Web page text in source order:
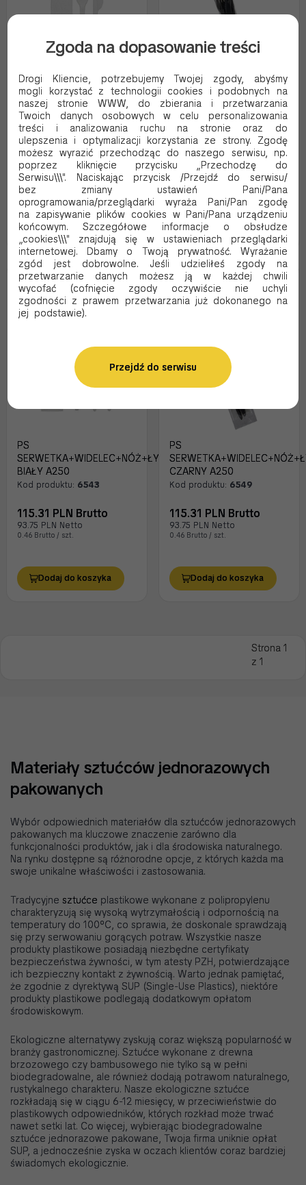
PS
SERWETKA+WIDELEC+NÓŻ
BIAŁY A250
Kod produktu: 6544
88.41 PLN Brutto
71.88 PLN Netto
0.35 Brutto / szt.
Dodaj do koszyka
PS
SERWETKA+WIDELEC+NÓŻ
CZARNY A250
Kod produktu:6547
88.41 PLN Brutto
71.88 PLN Netto
0.35 Brutto / szt.
Dodaj do koszyka
Wielorazowy
PS
SERWETKA+WIDELEC+NÓŻ+ŁYŻKA
BIAŁY A250
Kod produktu: 6543
115.31 PLN Brutto
93.75 PLN Netto
0.46 Brutto / szt.
Dodaj do koszyka
Wielorazowy
PS
CZARNY A250
Kod produktu: 6549
115.31 PLN Brutto
93.75 PLN Netto
0.46 Brutto / szt.
Dodaj do koszyka
Strona 1
z 1
Materiały sztućców jednorazowych
pakowanych
Wybór odpowiednich materiałów dla sztućców jednorazowych
pakowanych ma kluczowe znaczenie zarówno dla
funkcjonalności produktów, jak i dla środowiska naturalnego.
Na rynku dostępne są różnorodne opcje, z których każda ma
swoje unikalne właściwości i zastosowania.
Tradycyjne sztućce plastikowe wykonane z polipropylenu
charakteryzują się wysoką wytrzymałością i odpornością na
temperatury do 100°C, co sprawia, że doskonale sprawdzają
się przy serwowaniu gorących potraw. Wszystkie nasze
produkty plastikowe posiadają niezbędne certyfikaty
bezpieczeństwa żywności, w tym atesty PZH, potwierdzające
ich bezpieczny kontakt z żywnością. Warto jednak pamiętać,
że zgodnie z dyrektywą SUP (Single-Use Plastics), niektóre
produkty plastikowe podlegają dodatkowym opłatom
środowiskowym.
Ekologiczne alternatywy zyskują coraz większą popularność w
branży gastronomicznej. Sztućce wykonane z drewna
brzozowego czy bambusowego nie tylko są w pełni
biodegradowalne, ale również dodają potrawom naturalnego,
rustykalnego charakteru. Nasze ekologiczne sztućce
rozkładają się w ciągu 6-12 miesięcy, w przeciwieństwie do
plastikowych odpowiedników, których rozkład może trwać
nawet setki lat. Co więcej, wybierając biodegradowalne
sztućce jednorazowe pakowane, Twoja firma uniknie opłat
SUP, a jednocześnie zyska w oczach klientów coraz bardziej
świadomych ekologicznie.
Zgoda na dopasowanie treści
Drogi Kliencie, potrzebujemy Twojej zgody, abyśmy
mogli korzystać z technologii cookies i podobnych na
naszej stronie WWW, do zbierania i przetwarzania
Twoich danych osobowych w celu personalizowania
treści i analizowania ruchu na stronie oraz do
ulepszenia i optymalizacji korzystania ze strony. Zgodę
możesz wyrazić przechodząc do naszego serwisu, np.
poprzez kliknięcie przycisku „Przechodzę do
Serwisu\\\". Naciskając przycisk /Przejdź do serwisu/
bez zmiany ustawień Pani/Pana
oprogramowania/przeglądarki wyraża Pani/Pan zgodę
na zapisywanie plików cookies w Pani/Pana urządzeniu
końcowym. Szczegółowe informacje o obsłudze
„cookies\\\" znajdują się w ustawieniach przeglądarki
internetowej. Dbamy o Twoją prywatność. Wyrażanie
zgód jest dobrowolne. Jeśli udzieliłeś zgody na
przetwarzanie danych możesz ją w każdej chwili
wycofać (cofnięcie zgody oczywiście nie uchyli
zgodności z prawem przetwarzania już dokonanego na
jej podstawie).
Przejdź do serwisu